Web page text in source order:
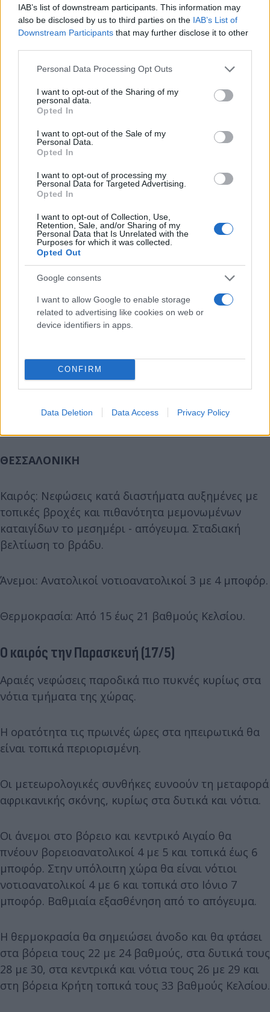
IAB’s list of downstream participants. This information may
also be disclosed by us to third parties on the IAB’s List of
Downstream Participants that may further disclose it to other
Please note that this website/app uses one or more Google
not limited to your visit or usage behaviour. You may click to
grant or deny consent to Google and its third-party tags to
use your data for below specified purposes in below Google
consent section.
Personal Data Processing Opt Outs
I want to opt-out of the Sharing of my
personal data.
Opted In
I want to opt-out of the Sale of my
Personal Data.
Opted In
I want to opt-out of processing my
Personal Data for Targeted Advertising.
Opted In
I want to opt-out of Collection, Use,
Retention, Sale, and/or Sharing of my
Personal Data that Is Unrelated with the
Purposes for which it was collected.
Opted Out
Google consents
I want to allow Google to enable storage
related to advertising like cookies on web or
device identifiers in apps.
CONFIRM
Data Deletion Data Access Privacy Policy
Θερμοκρασία: Από 17 έως 27 βαθμούς Κελσίου. Στα
βόρεια 2 με 3 βαθμούς χαμηλότερη.
Καιρός: Νεφώσεις παροδικά αυξημένες με τοπικές
βροχές και μεμονωμένες καταιγίδες. Βελτίωση από
το βράδυ.
Άνεμοι: Από ανατολικές διευθύνσεις 3 με 4 μποφόρ.
Θερμοκρασία: Από 13 έως 23 βαθμούς Κελσίου.
ΑΤΤΙΚΗ
βροχές κυρίως στα δυτικά και τα βόρεια όπου
πιθανόν το μεσημέρι να εκδηλωθούν και
Άνεμοι: Από ανατολικές διευθύνσεις 3 με 4 μποφόρ.
ΘΕΣΣΑΛΟΝΙΚΗ
Καιρός: Νεφώσεις κατά διαστήματα αυξημένες με
τοπικές βροχές και πιθανότητα μεμονωμένων
καταιγίδων το μεσημέρι - απόγευμα. Σταδιακή
βελτίωση το βράδυ.
Άνεμοι: Ανατολικοί νοτιοανατολικοί 3 με 4 μποφόρ.
Θερμοκρασία: Από 15 έως 21 βαθμούς Κελσίου.
Ο καιρός την Παρασκευή (17/5)
Αραιές νεφώσεις παροδικά πιο πυκνές κυρίως στα
νότια τμήματα της χώρας.
Η ορατότητα τις πρωινές ώρες στα ηπειρωτικά θα
είναι τοπικά περιορισμένη.
Οι μετεωρολογικές συνθήκες ευνοούν τη μεταφορά
αφρικανικής σκόνης, κυρίως στα δυτικά και νότια.
Οι άνεμοι στο βόρειο και κεντρικό Αιγαίο θα
πνέουν βορειοανατολικοί 4 με 5 και τοπικά έως 6
μποφόρ. Στην υπόλοιπη χώρα θα είναι νότιοι
νοτιοανατολικοί 4 με 6 και τοπικά στο Ιόνιο 7
μποφόρ. Βαθμιαία εξασθένηση από το απόγευμα.
Η θερμοκρασία θα σημειώσει άνοδο και θα φτάσει
στα βόρεια τους 22 με 24 βαθμούς, στα δυτικά τους
28 με 30, στα κεντρικά και νότια τους 26 με 29 και
στη βόρεια Κρήτη τοπικά τους 33 βαθμούς Κελσίου.